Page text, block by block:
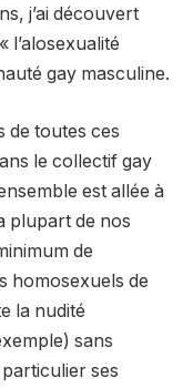
j’ai découvert
l’alosexualité
gay masculine.
de toutes ces
le collectif gay
est allée à
plupart de nos
de
homosexuels de
la nudité
sans
ses